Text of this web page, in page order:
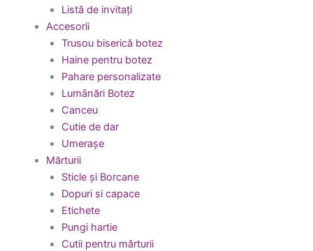
Listă de invitați
Accesorii
Trusou biserică botez
Haine pentru botez
Pahare personalizate
Lumânări Botez
Canceu
Cutie de dar
Umerașe
Mărturii
Sticle și Borcane
Dopuri si capace
Etichete
Pungi hartie
Cutii pentru mărturii